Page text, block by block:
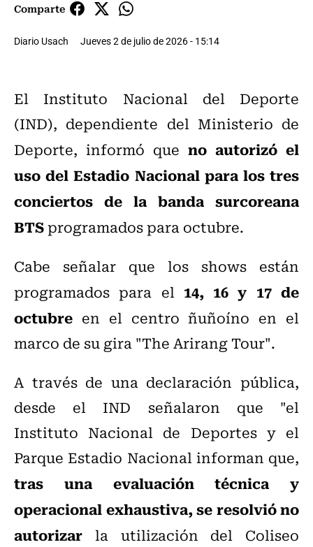
Comparte
Diario Usach Jueves 2 de julio de 2026 - 15:14
El Instituto Nacional del Deporte
(IND), dependiente del Ministerio de
Deporte, informó que no autorizó el
uso del Estadio Nacional para los tres
conciertos de la banda surcoreana
BTSprogramados para octubre.
Cabe señalar que los shows están
programados para el 14, 16 y 17 de
octubre en el centro ñuñoíno en el
marco de su gira "The Arirang Tour".
A través de una declaración pública,
desde el IND señalaron que "el
Instituto Nacional de Deportes y el
Parque Estadio Nacional informan que,
tras una evaluación técnica y
operacional exhaustiva, se resolvió no
autorizar la utilización del Coliseo